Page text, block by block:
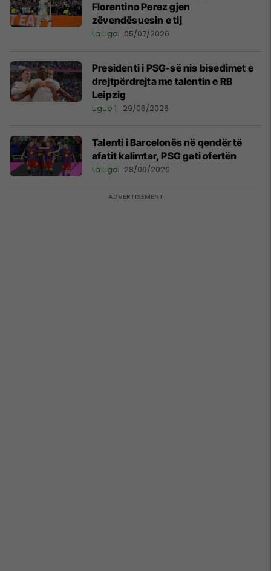
Florentino Perez gjen
zëvendësuesin e tij
La Liga 05/07/2026
Presidenti i PSG-së nis bisedimet e
drejtpërdrejta me talentin e RB
Leipzig
Ligue 1 29/06/2026
Talenti i Barcelonës në qendër të
afatit kalimtar, PSG gati ofertën
La Liga 28/06/2026